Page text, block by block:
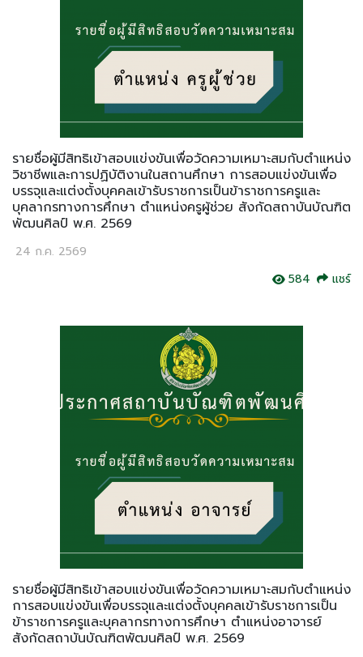
รายชื่อผู้มีสิทธิเข้าสอบแข่งขันเพื่อวัดความเหมาะสมกับตำแหน่ง
วิชาชีพและการปฏิบัติงานในสถานศึกษา การสอบแข่งขันเพื่อ
บรรจุและแต่งตั้งบุคคลเข้ารับราชการเป็นข้าราชการครูและ
บุคลากรทางการศึกษา ตำแหน่งครูผู้ช่วย สังกัดสถาบันบัณฑิต
พัฒนศิลป์ พ.ศ. 2569
24 ก.ค. 2569
584
แชร์
รายชื่อผู้มีสิทธิเข้าสอบแข่งขันเพื่อวัดความเหมาะสมกับตำแหน่ง
การสอบแข่งขันเพื่อบรรจุและแต่งตั้งบุคคลเข้ารับราชการเป็น
ข้าราชการครูและบุคลากรทางการศึกษา ตำแหน่งอาจารย์
สังกัดสถาบันบัณฑิตพัฒนศิลป์ พ.ศ. 2569